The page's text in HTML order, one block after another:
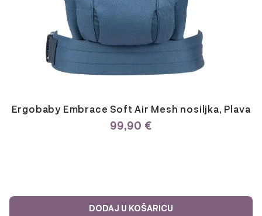
Ergobaby Embrace Soft Air Mesh nosiljka, Plava
99,90 €
DODAJ U KOŠARICU